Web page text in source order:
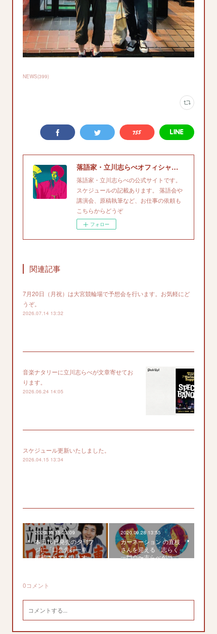
NEWS(399)
落語家・立川志らべオフィシャルサイト
落語家・立川志らべの公式サイトです。
スケジュールの記載あります。 落語会や
講演会、原稿執筆など、お仕事の依頼も
こちらからどうぞ
フォロー
関連記事
7月20日（月祝）は大宮競輪場で予想会を行います。お気軽にど
うぞ。
2026.07.14 13:32
音楽ナタリーに立川志らべが文章寄せてお
ります。
2026.06.24 14:05
スケジュール更新いたしました。
2026.04.15 13:34
2020.10.15 23:09
本日16日発売の夕刊フ
ジに「口先先行一車」
掲載されております。
2020.09.28 13:55
カーネーション の直枝
さんを迎える「志らく
一門会〜志らべが当…
0コメント